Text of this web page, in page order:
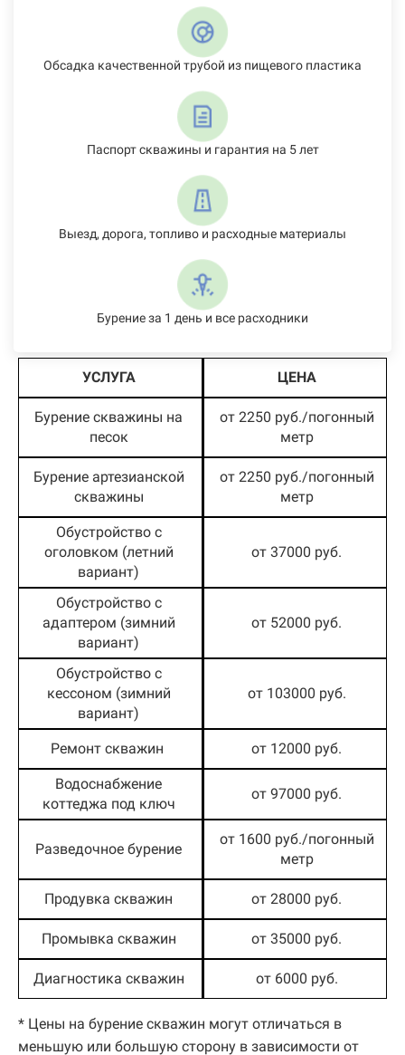
Обсадка качественной трубой из пищевого пластика
Паспорт скважины и гарантия на 5 лет
Выезд, дорога, топливо и расходные материалы
Бурение за 1 день и все расходники
УСЛУГА ЦЕНА
Бурение скважины на
песок
от 2250 руб./погонный
метр
Бурение артезианской
скважины
от 2250 руб./погонный
метр
Обустройство с
оголовком (летний
вариант)
от 37000 руб.
Обустройство с
адаптером (зимний
вариант)
от 52000 руб.
Обустройство с
кессоном (зимний
вариант)
от 103000 руб.
Ремонт скважин от 12000 руб.
Водоснабжение
коттеджа под ключ
от 97000 руб.
Разведочное бурение
от 1600 руб./погонный
метр
Продувка скважин от 28000 руб.
Промывка скважин от 35000 руб.
Диагностика скважин от 6000 руб.
* Цены на бурение скважин могут отличаться в
меньшую или большую сторону в зависимости от